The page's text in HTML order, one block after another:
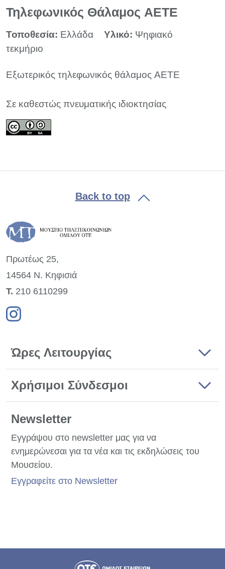
Τηλεφωνικός Θάλαμος AETE
Τοποθεσία: Ελλάδα Υλικό: Ψηφιακό
τεκμήριο
Εξωτερικός τηλεφωνικός θάλαμος AETE
Σε καθεστώς πνευματικής ιδιοκτησίας
Back to top
Πρωτέως 25,
14564 Ν. Κηφισιά
Τ. 210 6110299
Ώρες Λειτουργίας
Χρήσιμοι Σύνδεσμοι
Newsletter
Εγγράψου στο newsletter μας για να
ενημερώνεσαι για τα νέα και τις εκδηλώσεις του
Μουσείου.
Εγγραφείτε στο Newsletter